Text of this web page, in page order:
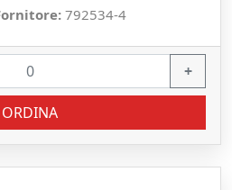
792534-4
+
ORDINA